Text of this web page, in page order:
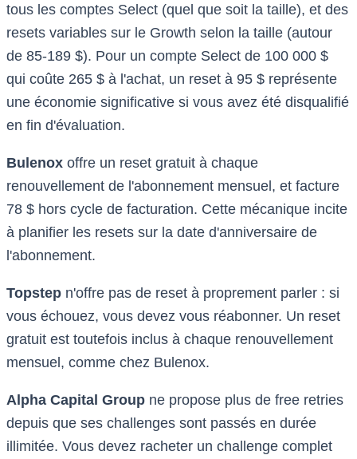
tous les comptes Select (quel que soit la taille), et des
resets variables sur le Growth selon la taille (autour
de 85-189 $). Pour un compte Select de 100 000 $
qui coûte 265 $ à l'achat, un reset à 95 $ représente
une économie significative si vous avez été disqualifié
en fin d'évaluation.
Bulenox offre un reset gratuit à chaque
renouvellement de l'abonnement mensuel, et facture
78 $ hors cycle de facturation. Cette mécanique incite
à planifier les resets sur la date d'anniversaire de
l'abonnement.
Topstep n'offre pas de reset à proprement parler : si
vous échouez, vous devez vous réabonner. Un reset
gratuit est toutefois inclus à chaque renouvellement
mensuel, comme chez Bulenox.
Alpha Capital Group ne propose plus de free retries
depuis que ses challenges sont passés en durée
illimitée. Vous devez racheter un challenge complet